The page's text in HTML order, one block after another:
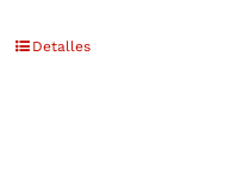
Detalles